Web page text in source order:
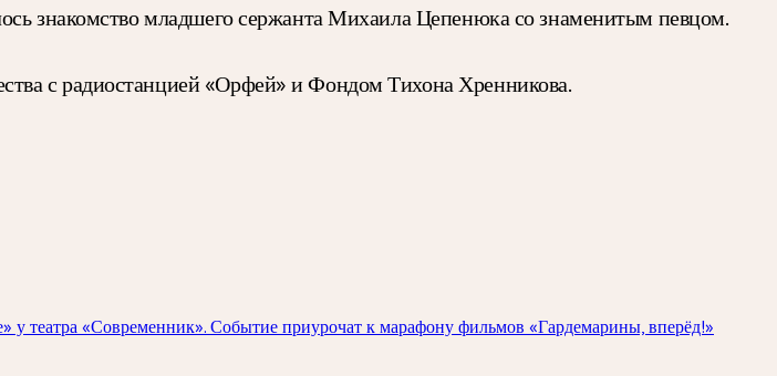
знакомство младшего сержанта Михаила Цепенюка со знаменитым певцом.
с радиостанцией «Орфей» и Фондом Тихона Хренникова.
у театра «Современник». Событие приурочат к марафону фильмов «Гардемарины, вперёд!»